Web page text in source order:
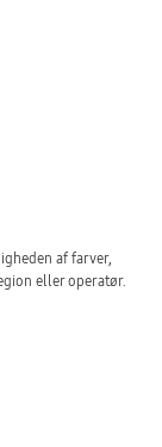
af farver,
eller operatør.